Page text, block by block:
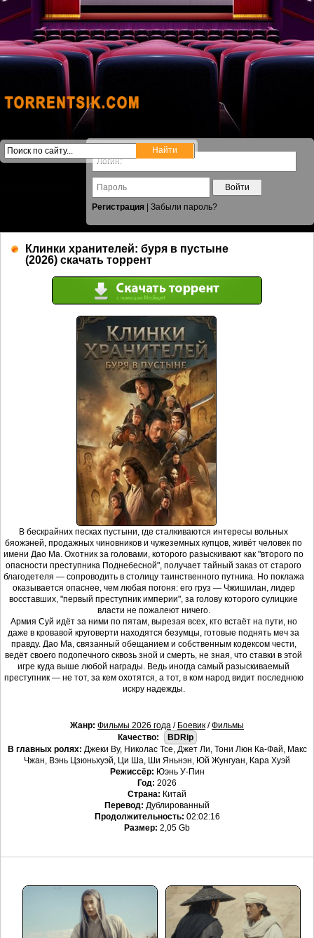
Войти
Регистрация
Забыли пароль?
Клинки хранителей: буря в пустыне
(2026) скачать торрент
В бескрайних песках пустыни, где сталкиваются интересы вольных
бяожэней, продажных чиновников и чужеземных купцов, живёт человек по
имени Дао Ма. Охотник за головами, которого разыскивают как "второго по
опасности преступника Поднебесной", получает тайный заказ от старого
благодетеля — сопроводить в столицу таинственного путника. Но поклажа
оказывается опаснее, чем любая погоня: его груз — Чжишилан, лидер
восставших, "первый преступник империи", за голову которого сулицкие
власти не пожалеют ничего.
Армия Суй идёт за ними по пятам, вырезая всех, кто встаёт на пути, но
даже в кровавой круговерти находятся безумцы, готовые поднять меч за
правду. Дао Ма, связанный обещанием и собственным кодексом чести,
ведёт своего подопечного сквозь зной и смерть, не зная, что ставки в этой
игре куда выше любой награды. Ведь иногда самый разыскиваемый
преступник — не тот, за кем охотятся, а тот, в ком народ видит последнюю
искру надежды.
Жанр: Фильмы 2026 года / Боевик /Фильмы
Качество:
BDRip
В главных ролях: Джеки Ву, Николас Тсе, Джет Ли, Тони Люн Ка-Фай, Макс
Чжан, Вэнь Цзюньхуэй, Ци Ша, Ши Яньнэн, Юй Жунгуан, Кара Хуэй
Режиссёр: Юэнь У-Пин
Год: 2026
Страна: Китай
Перевод: Дублированный
Продолжительность: 02:02:16
Размер: 2,05 Gb